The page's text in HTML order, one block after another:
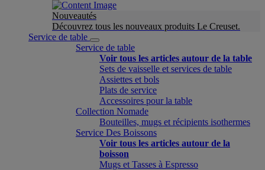
Nouveautés
Découvrez tous les nouveaux produits Le Creuset.
Service de table
Service de table
Voir tous les articles autour de la table
Sets de vaisselle et services de table
Assiettes et bols
Plats de service
Accessoires pour la table
Collection Nomade
Bouteilles, mugs et récipients isothermes
Service Des Boissons
Voir tous les articles autour de la
boisson
Mugs et Tasses à Espresso